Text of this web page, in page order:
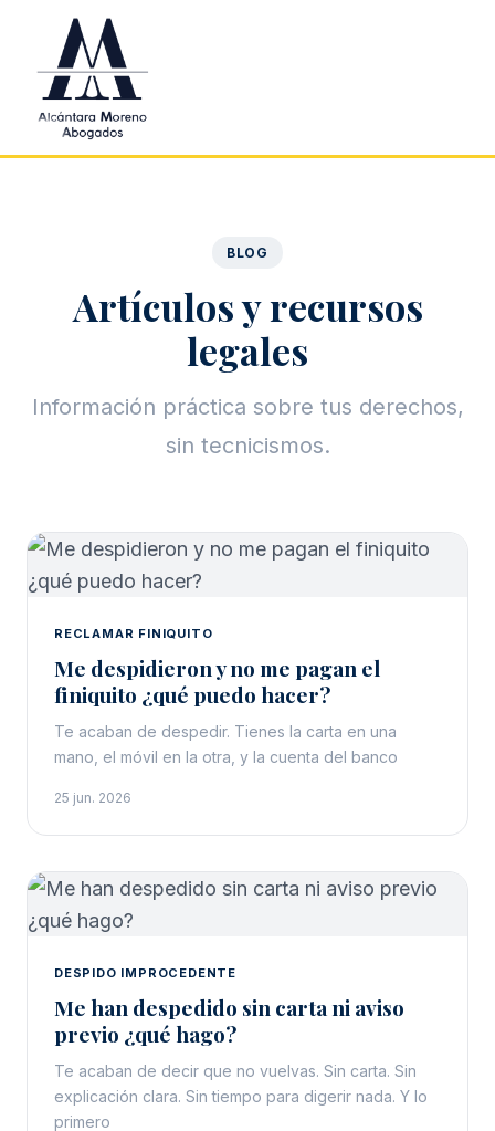
Saltar al contenido principal
BLOG
Artículos y recursos
legales
Información práctica sobre tus derechos,
sin tecnicismos.
RECLAMAR FINIQUITO
Me despidieron y no me pagan el
finiquito ¿qué puedo hacer?
Te acaban de despedir. Tienes la carta en una
mano, el móvil en la otra, y la cuenta del banco
25 jun. 2026
DESPIDO IMPROCEDENTE
Me han despedido sin carta ni aviso
previo ¿qué hago?
Te acaban de decir que no vuelvas. Sin carta. Sin
explicación clara. Sin tiempo para digerir nada. Y lo
primero